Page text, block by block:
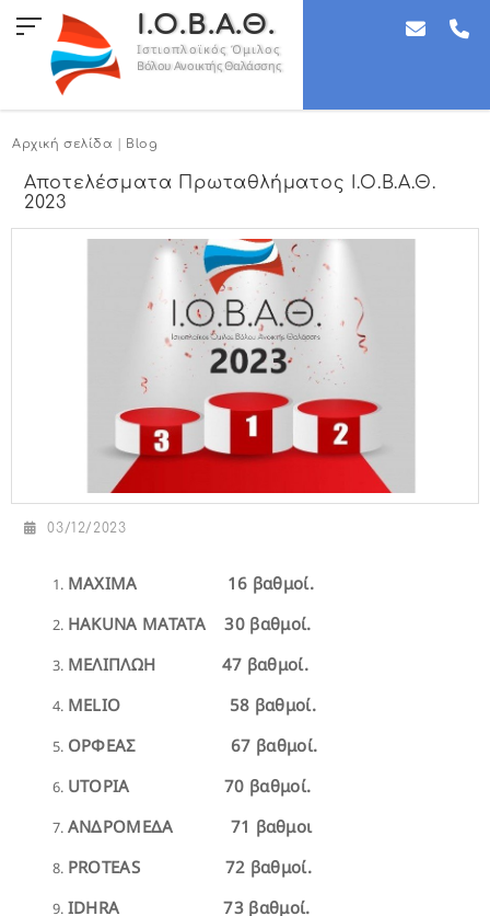
Ι.Ο.Β.Α.Θ.
Ιστιοπλοϊκός Όμιλος
Βόλου Ανοικτής Θαλάσσης
Αρχική σελίδα Blog
Αποτελέσματα Πρωταθλήματος Ι.Ο.Β.Α.Θ.
2023
03/12/2023
MAXIMA 16 βαθμοί.
HAKUNA MATATA 30 βαθμοί.
ΜΕΛΙΠΛΩΗ 47 βαθμοί.
MELIO 58 βαθμοί.
ΟΡΦΕΑΣ 67 βαθμοί.
UTOPIA 70 βαθμοί.
ΑΝΔΡΟΜΕΔΑ 71 βαθμοι
PROTEAS 72 βαθμοί.
IDHRA 73 βαθμοί.